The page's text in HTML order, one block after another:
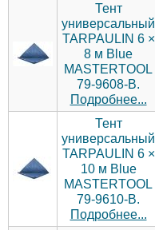
Тент
универсальный
TARPAULIN 6 ×
8 м Blue
MASTERTOOL
79-9608-В.
Подробнее...
Тент
универсальный
TARPAULIN 6 ×
10 м Blue
MASTERTOOL
79-9610-В.
Подробнее...